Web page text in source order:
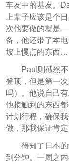
车友中的基友。
上辈子应该是个
次他要做的就是
备，他还带了本
坡上慢点的东西
Paul则截然
登顶，但是第一
吗）。他说自己
他接触到的东西
计划行程，确保
做，那我保证肯定
得知了日本
到分钟。一周之